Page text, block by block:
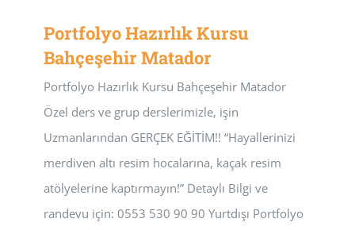
Portfolyo Hazırlık Kursu
Bahçeşehir Matador
Portfolyo Hazırlık Kursu Bahçeşehir Matador
Özel ders ve grup derslerimizle, işin
Uzmanlarından GERÇEK EĞİTİM!! “Hayallerinizi
merdiven altı resim hocalarına, kaçak resim
atölyelerine kaptırmayın!” Detaylı Bilgi ve
randevu için: 0553 530 90 90 Yurtdışı Portfolyo